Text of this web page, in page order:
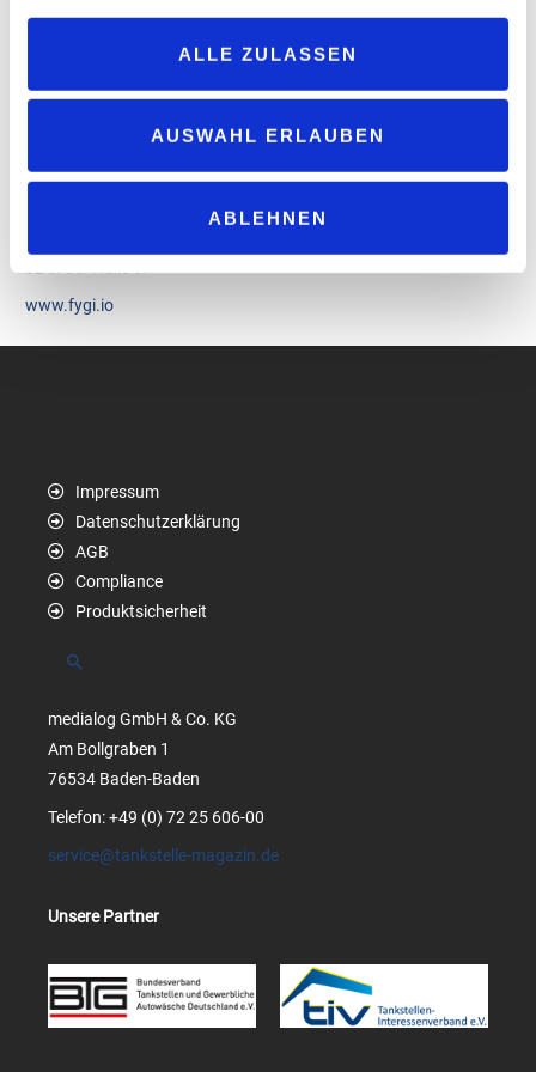
ALLE ZULASSEN
AUSWAHL ERLAUBEN
ABLEHNEN
unterschiedlichen Dimensionen werden die Microshops bereits in
Norwegen umgesetzt und sind jetzt auch in DACH bei führenden
größtmöglichen, sondern kreiert neue Customer Journeys, die das
Einkaufen erleichtern ohne zu überfordern. Die Annahme des
Endkunden erfolgt dabei durch niedrigstmögliche
www.fygi.io
Impressum
Datenschutzerklärung
AGB
Compliance
Produktsicherheit
Suchen
medialog GmbH & Co. KG
Am Bollgraben 1
76534 Baden-Baden
Telefon: +49 (0) 72 25 606-00
service@tankstelle-magazin.de
Unsere Partner